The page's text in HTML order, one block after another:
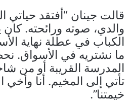
قالت جينان “أفتقد حياتي
والدي، صوته ورائحته. كان
الكباب في عطلة نهاية
ما نشتريه في الأسواق.
المدرسة القريبة أو من
تأتي إلى المخيم. أنا وأخي
خيمتنا”.